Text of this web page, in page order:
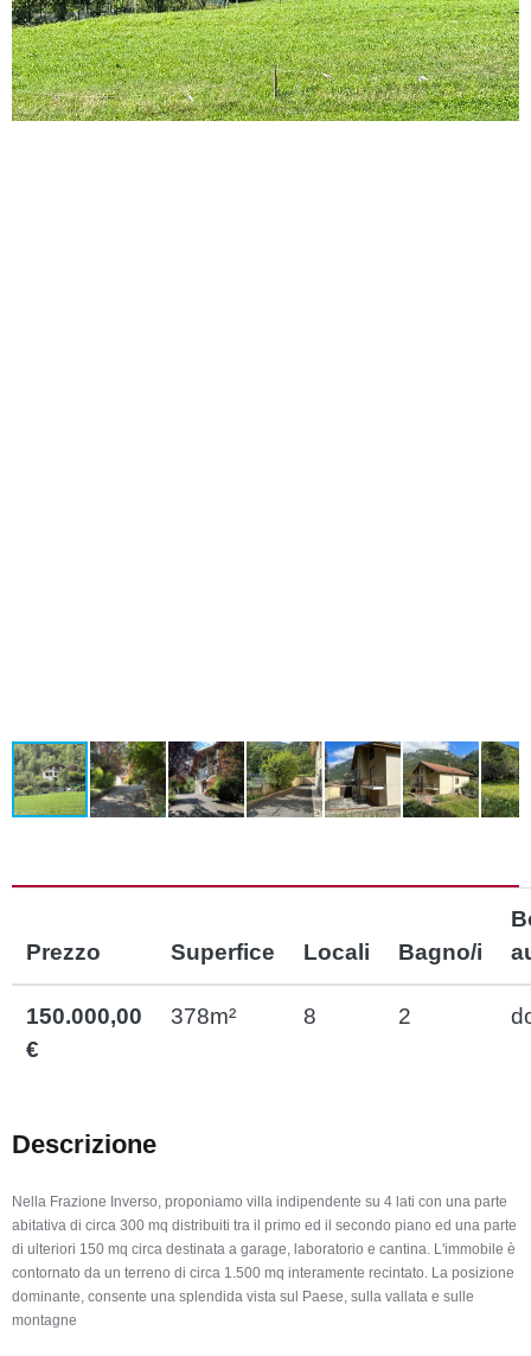
Prezzo Superfice Locali Bagno/i
150.000,00
€
378m² 8 2
Descrizione
Nella Frazione Inverso, proponiamo villa indipendente su 4 lati con una parte
abitativa di circa 300 mq distribuiti tra il primo ed il secondo piano ed una parte
di ulteriori 150 mq circa destinata a garage, laboratorio e cantina. L'immobile è
contornato da un terreno di circa 1.500 mq interamente recintato. La posizione
dominante, consente una splendida vista sul Paese, sulla vallata e sulle
montagne